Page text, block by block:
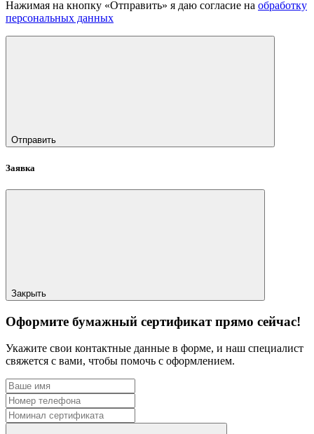
Нажимая на кнопку «Отправить» я даю согласие на обработку
персональных данных
Отправить
Заявка
Закрыть
Оформите бумажный сертификат прямо сейчас!
Укажите свои контактные данные в форме, и наш специалист
свяжется с вами, чтобы помочь с оформлением.